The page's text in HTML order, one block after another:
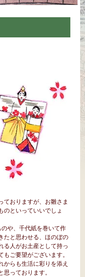
ておりますが、お雛さま
のといっていいでしょ
や、千代紙を巻いて作
たと思わせる、ほのぼの
る人がお土産として持っ
ご要望がございます。
らも生活に彩りを添え
っております。